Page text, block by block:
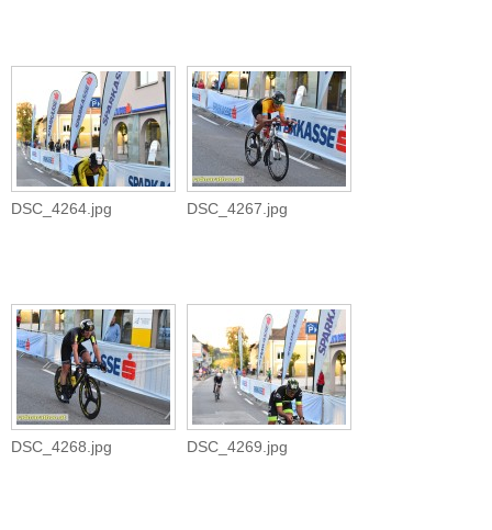
DSC_4264.jpg DSC_4267.jpg
DSC_4268.jpg DSC_4269.jpg